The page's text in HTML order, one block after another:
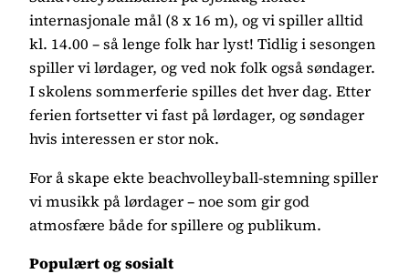
internasjonale mål (8 x 16 m), og vi spiller alltid
kl. 14.00 – så lenge folk har lyst! Tidlig i sesongen
spiller vi lørdager, og ved nok folk også søndager.
I skolens sommerferie spilles det hver dag. Etter
ferien fortsetter vi fast på lørdager, og søndager
hvis interessen er stor nok.
For å skape ekte beachvolleyball-stemning spiller
vi musikk på lørdager – noe som gir god
atmosfære både for spillere og publikum.
Populært og sosialt